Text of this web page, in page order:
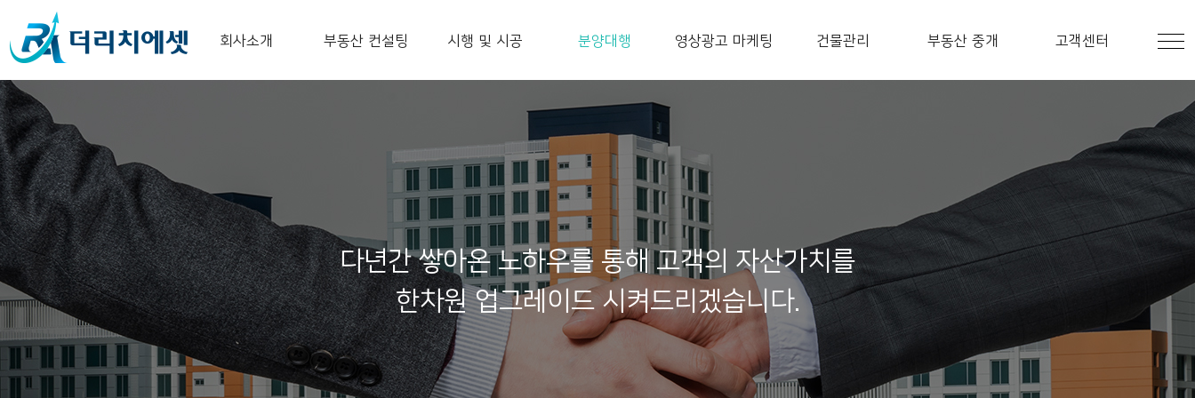
회사소개 부동산 컨설팅 시행 및 시공 분양대행 영상광고 마케팅 건물관리 부동산 중개 고객센터
다년간 쌓아온 노하우를 통해 고객의 자산가치를
한차원 업그레이드 시켜드리겠습니다.